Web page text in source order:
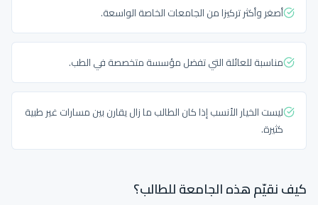
أصغر وأكثر تركيزا من الجامعات الخاصة الواسعة.
مناسبة للعائلة التي تفضل مؤسسة متخصصة في الطب.
ليست الخيار الأنسب إذا كان الطالب ما زال يقارن بين مسارات غير طبية
كثيرة.
كيف نقيّم هذه الجامعة للطالب؟